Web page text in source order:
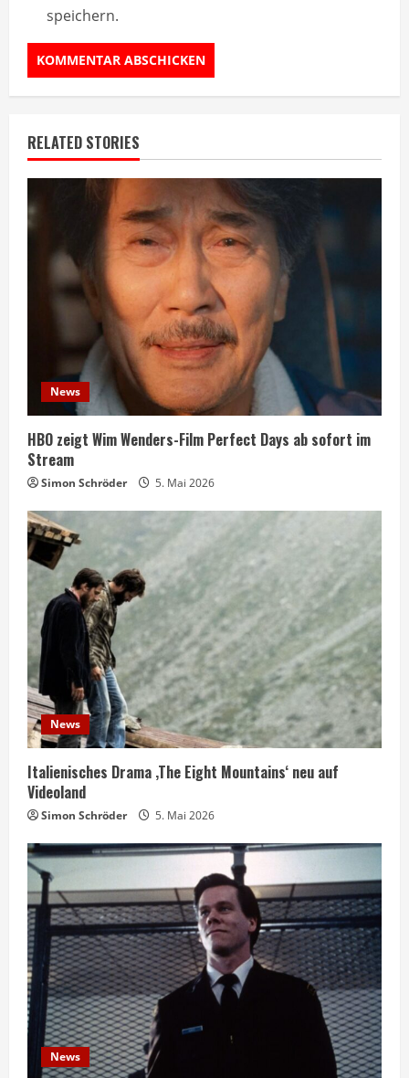
speichern.
RELATED STORIES
News
HBO zeigt Wim Wenders-Film Perfect Days ab sofort im
Stream
Simon Schröder 5. Mai 2026
News
Italienisches Drama ‚The Eight Mountains‘ neu auf
Videoland
Simon Schröder 5. Mai 2026
News